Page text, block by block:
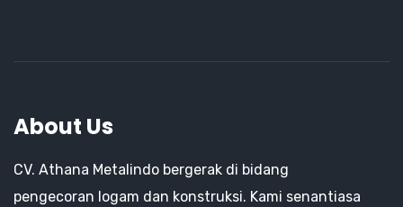
About Us
CV. Athana Metalindo bergerak di bidang
pengecoran logam dan konstruksi. Kami senantiasa